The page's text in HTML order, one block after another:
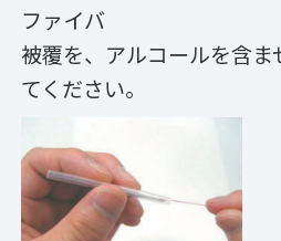
ファイバ
被覆を、アルコールを含
てください。